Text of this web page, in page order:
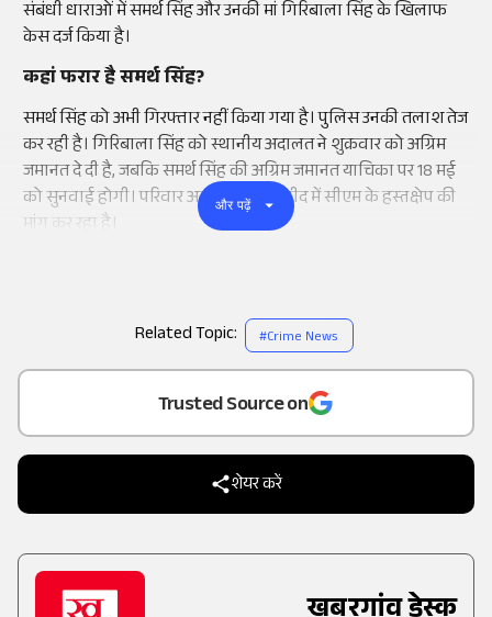
Add
as a
Trusted Source on
शेयर करें
संबंधी धाराओं में समर्थ सिंह और उनकी मां गिरिबाला सिंह के खिलाफ
केस दर्ज किया है।
कहां फरार है समर्थ सिंह?
समर्थ सिंह को अभी गिरफ्तार नहीं किया गया है। पुलिस उनकी तलाश तेज
कर रही है। गिरिबाला सिंह को स्थानीय अदालत ने शुक्रवार को अग्रिम
जमानत दे दी है, जबकि समर्थ सिंह की अग्रिम जमानत याचिका पर 18 मई
को सुनवाई होगी। परिवार अब न्याय की उम्मीद में सीएम के हस्तक्षेप की
मांग कर रहा है।
और पढ़ें
Related Topic: #Crime News